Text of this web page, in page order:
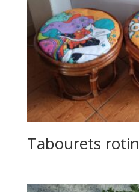
Tabourets rotin